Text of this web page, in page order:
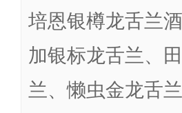
培恩银樽龙舌兰
加银标龙舌兰、
兰、懒虫金龙舌